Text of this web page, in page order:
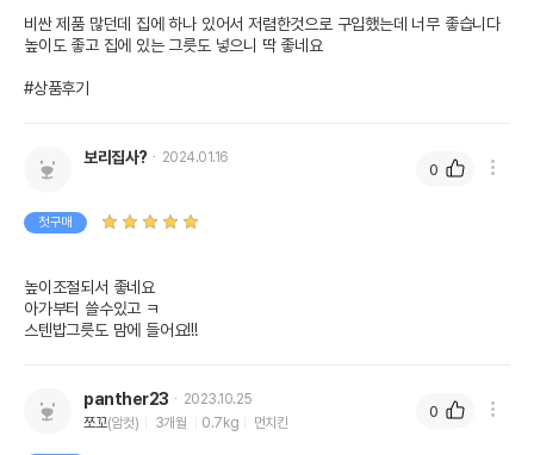
비싼 제품 많던데 집에 하나 있어서 저렴한것으로 구입했는데 너무 좋습니다
높이도 좋고 집에 있는 그릇도 넣으니 딱 좋네요
#상품후기
보리집사? 2024.01.16
첫구매
높이조절되서 좋네요
아가부터 쓸수있고 ㅋ
스텐밥그릇도 맘에 들어요!!!
0
panther23
2023.10.25
쪼꼬(암컷) 3개월 0.7kg 먼치킨
0